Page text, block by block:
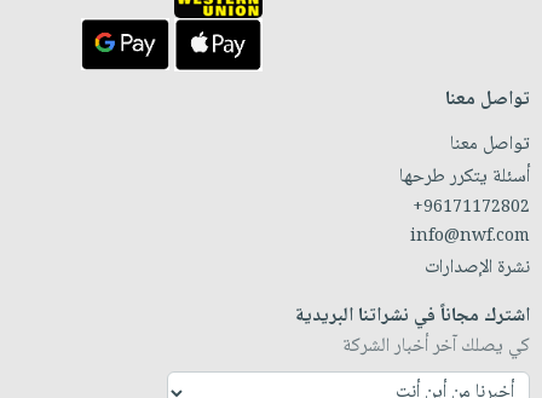
تواصل معنا
تواصل معنا
أسئلة يتكرر طرحها
+96171172802
info@nwf.com
نشرة الإصدارات
اشترك مجاناً في نشراتنا البريدية
كي يصلك آخر أخبار الشركة